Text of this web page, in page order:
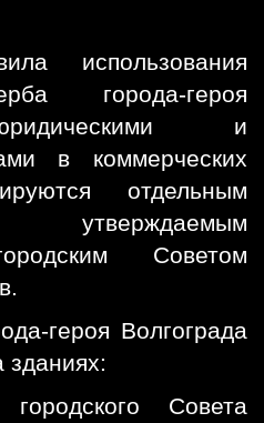
использования
города-героя
и
в коммерческих
отдельным
Советом
героя Волгограда
зданиях:
Совета